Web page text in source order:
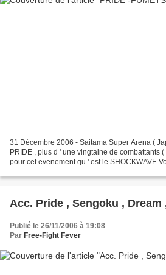
31 Décembre 2006 - Saitama Super Arena (
PRIDE , plus d ' une vingtaine de combattants
pour cet evenement qu ' est le
Acc. Pride , Sengoku , Dream
Publié le 26/11/2006 à 19:08
Par Free-Fight Fever